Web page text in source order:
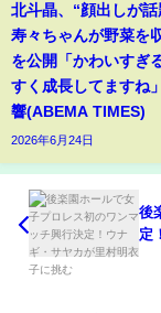
北斗晶、“顔出しが話
寿々ちゃんが野菜を
を公開「かわいすぎ
すく成長してますね
響(ABEMA TIMES)
2026年6月24日
後
定